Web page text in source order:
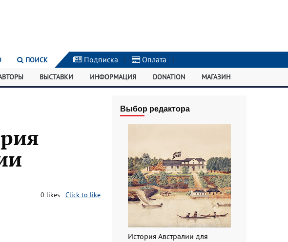
ПОИСК Подписка | Оплата |
ВЫСТАВКИ ИНФОРМАЦИЯ DONATION МАГАЗИН
0 likes-Click to like
Выбор редактора
История Австралии для